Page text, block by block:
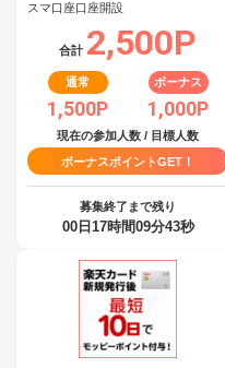
スマ口座口座開設
合計 2,500P
通常
1,500P
ボーナス
1,000P
現在の参加人数 / 目標人数
ボーナスポイントGET！
募集終了まで残り
00日17時間09分42秒